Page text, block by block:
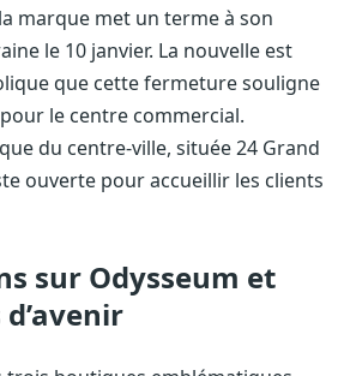
marque met un terme à son
le 10 janvier. La nouvelle est
que cette fermeture souligne
le centre commercial.
du centre-ville, située 24 Grand
ouverte pour accueillir les clients
sur Odysseum et